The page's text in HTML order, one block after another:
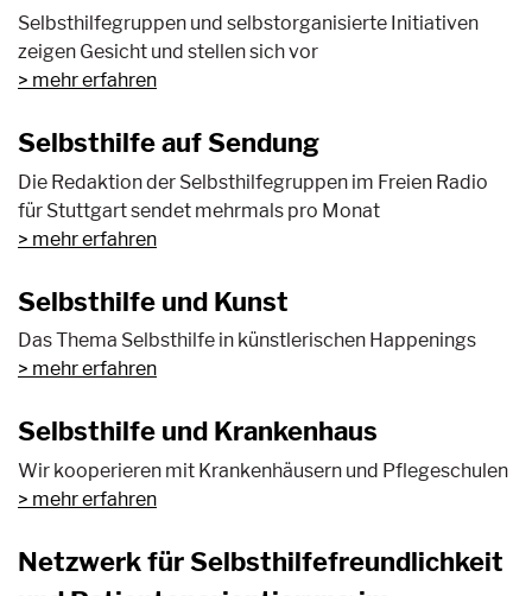
Selbsthilfegruppen und selbstorganisierte Initiativen
zeigen Gesicht und stellen sich vor
mehr erfahren
Selbsthilfe auf Sendung
Die Redaktion der Selbsthilfegruppen im Freien Radio
für Stuttgart sendet mehrmals pro Monat
mehr erfahren
Selbsthilfe und Kunst
Das Thema Selbsthilfe in künstlerischen Happenings
> mehr erfahren
Selbsthilfe und Krankenhaus
Wir kooperieren mit Krankenhäusern und Pflegeschulen
mehr erfahren
Netzwerk für Selbsthilfefreundlichkeit